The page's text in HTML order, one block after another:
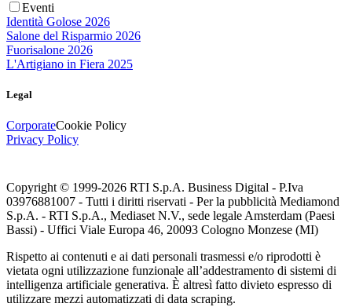
Eventi
Identità Golose 2026
Salone del Risparmio 2026
Fuorisalone 2026
L'Artigiano in Fiera 2025
Legal
CorporateCookie Policy
Privacy Policy
Copyright © 1999-2026 RTI S.p.A. Business Digital - P.Iva
03976881007 - Tutti i diritti riservati - Per la pubblicità Mediamond
S.p.A. - RTI S.p.A., Mediaset N.V., sede legale Amsterdam (Paesi
Bassi) - Uffici Viale Europa 46, 20093 Cologno Monzese (MI)
Rispetto ai contenuti e ai dati personali trasmessi e/o riprodotti è
vietata ogni utilizzazione funzionale all’addestramento di sistemi di
intelligenza artificiale generativa. È altresì fatto divieto espresso di
utilizzare mezzi automatizzati di data scraping.